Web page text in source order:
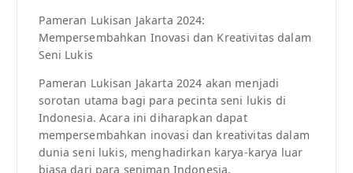
Pameran Lukisan Jakarta 2024:
Mempersembahkan Inovasi dan Kreativitas dalam
Seni Lukis
Pameran Lukisan Jakarta 2024 akan menjadi
sorotan utama bagi para pecinta seni lukis di
Indonesia. Acara ini diharapkan dapat
mempersembahkan inovasi dan kreativitas dalam
dunia seni lukis, menghadirkan karya-karya luar
biasa dari para seniman Indonesia.